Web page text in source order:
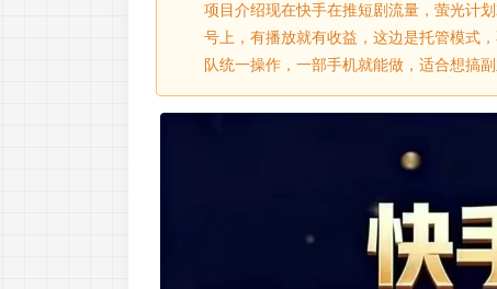
项目介绍现在快手在推短剧流量，萤光计
号上，有播放就有收益，这边是托管模式
队统一操作，一部手机就能做，适合想搞